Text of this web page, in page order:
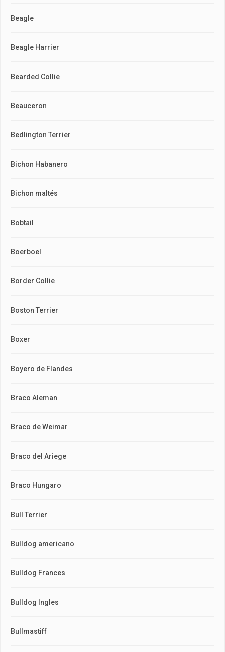
Beagle
Beagle Harrier
Bearded Collie
Beauceron
Bedlington Terrier
Bichon Habanero
Bichon maltés
Bobtail
Boerboel
Border Collie
Boston Terrier
Boxer
Boyero de Flandes
Braco Aleman
Braco de Weimar
Braco del Ariege
Braco Hungaro
Bull Terrier
Bulldog americano
Bulldog Frances
Bulldog Ingles
Bullmastiff